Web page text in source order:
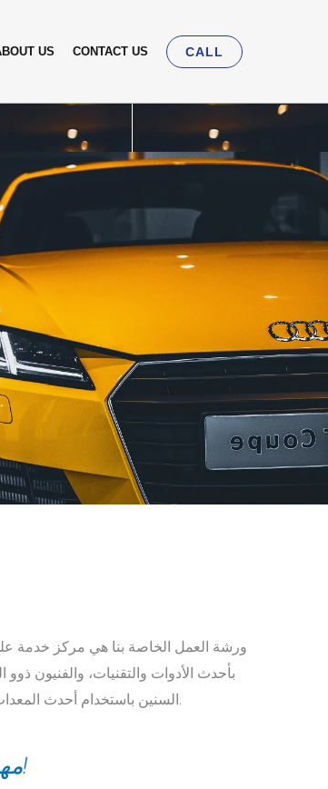
US CONTACT US CALL
بأحدث الأدوات والتقنيات، والفنيون
السنين باستخدام أحدثالمتخصص لإصلاح أودي في دبي، فهؤلاء الرجال جيدون قدر الإمكان.
!